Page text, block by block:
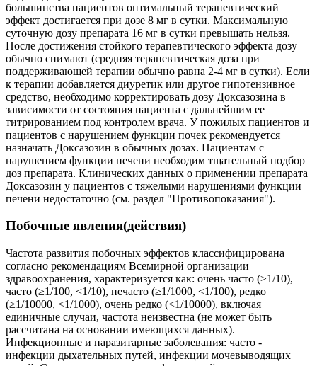
большинства пациентов оптимальный терапевтический
эффект достигается при дозе 8 мг в сутки. Максимальную
суточную дозу препарата 16 мг в сутки превышать нельзя.
После достижения стойкого терапевтического эффекта дозу
обычно снимают (средняя терапевтическая доза при
поддерживающей терапии обычно равна 2-4 мг в сутки). Если
к терапии добавляется диуретик или другое гипотензивное
средство, необходимо корректировать дозу Доксазозина в
зависимости от состояния пациента с дальнейшим ее
титрированием под контролем врача. У пожилых пациентов и
пациентов с нарушением функции почек рекомендуется
назначать Доксазозин в обычных дозах. Пациентам с
нарушением функции печени необходим тщательный подбор
доз препарата. Клинических данных о применении препарата
Доксазозин у пациентов с тяжелыми нарушениями функции
печени недостаточно (см. раздел "Противопоказания").
Побочные явления(действия)
Частота развития побочных эффектов классифицирована
согласно рекомендациям Всемирной организации
здравоохранения, характеризуется как: очень часто (≥1/10),
часто (≥1/100, <1/10), нечасто (≥1/1000, <1/100), редко
(≥1/10000, <1/1000), очень редко (<1/10000), включая
единичные случаи, частота неизвестна (не может быть
рассчитана на основании имеющихся данных).
Инфекционные и паразитарные заболевания: часто -
инфекции дыхательных путей, инфекции мочевыводящих